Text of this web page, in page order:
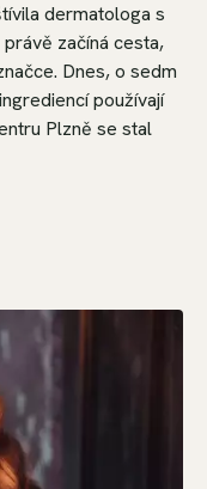
dermatologa s
začíná cesta,
Dnes, o sedm
používají
Plzně se stal